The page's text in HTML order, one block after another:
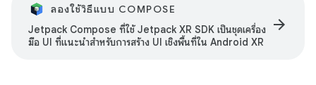
ลองใช้วิธีแบบ COMPOSE
Jetpack Compose ที่ใช้ Jetpack XR SDK เป็นชุดเครื่อง
มือ UI ที่แนะนำสำหรับการสร้าง UI เชิงพื้นที่ใน Android XR
arrow_forward